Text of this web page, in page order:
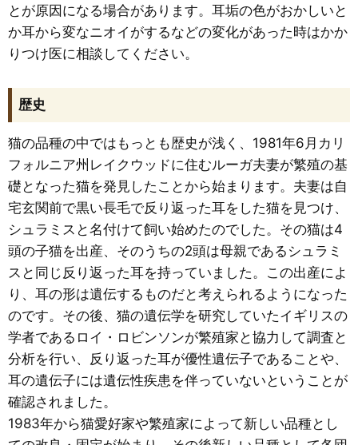
とが原因になる場合があります。耳垢の色がおかしいと
か耳から変なニオイがするなどの変化があった時はかか
りつけ医に相談してください。
歴史
猫の品種の中ではもっとも歴史が浅く、1981年6月カリ
フォルニア州レイクウッドに住むルーガ夫妻が繁殖の基
礎となった猫を発見したことから始まります。夫妻は自
宅玄関前で黒い長毛で反り返った耳をした猫を見つけ、
シュラミスと名付けて飼い始めたのでした。その猫は4
頭の子猫を出産、そのうちの2頭は母親であるシュラミ
スと同じ反り返った耳を持っていました。この出産によ
り、耳の形は遺伝するものだと考えられるようになった
のです。その後、猫の遺伝学を研究していたイギリスの
学者であるロイ・ロビンソンが繁殖家と協力して調査と
分析を行い、反り返った耳が優性遺伝子であることや、
耳の遺伝子には遺伝性疾患を伴っていないということが
確認されました。
1983年から猫愛好家や繁殖家によって新しい品種とし